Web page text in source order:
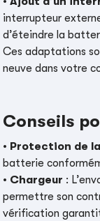
interrupteur
d’éteindre la
Ces adaptations
neuve dans votre
Conseils
• Protection de
batterie
• Chargeur :
permettre son
vérification